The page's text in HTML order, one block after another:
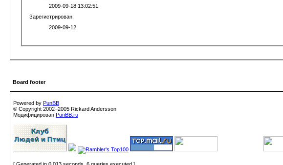
2009-09-18 13:02:51
Зарегистрирован:
2009-09-12
Board footer
Powered by PunBB
© Copyright 2002–2005 Rickard Andersson
Модифицирован PunBB.ru